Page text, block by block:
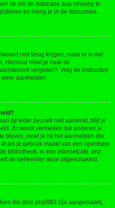
ze om de database qua omvang te
en meng je in de discussies.
niet terug krijgen, maar er is wel
Hiervoor moet je naar de
vergeten?. Volg de instructies
aanmelden.
bij ieder bezoek niet aanvinkt, blijf je
Zo wordt vermeden dat anderen je
blijven, moet je bij het aanmelden die
als je gebruik maakt van een openbare
bibliotheek, in een internetcafé, enz.
de beheerder deze uitgeschakeld.
die door phpBB3 zijn aangemaakt,